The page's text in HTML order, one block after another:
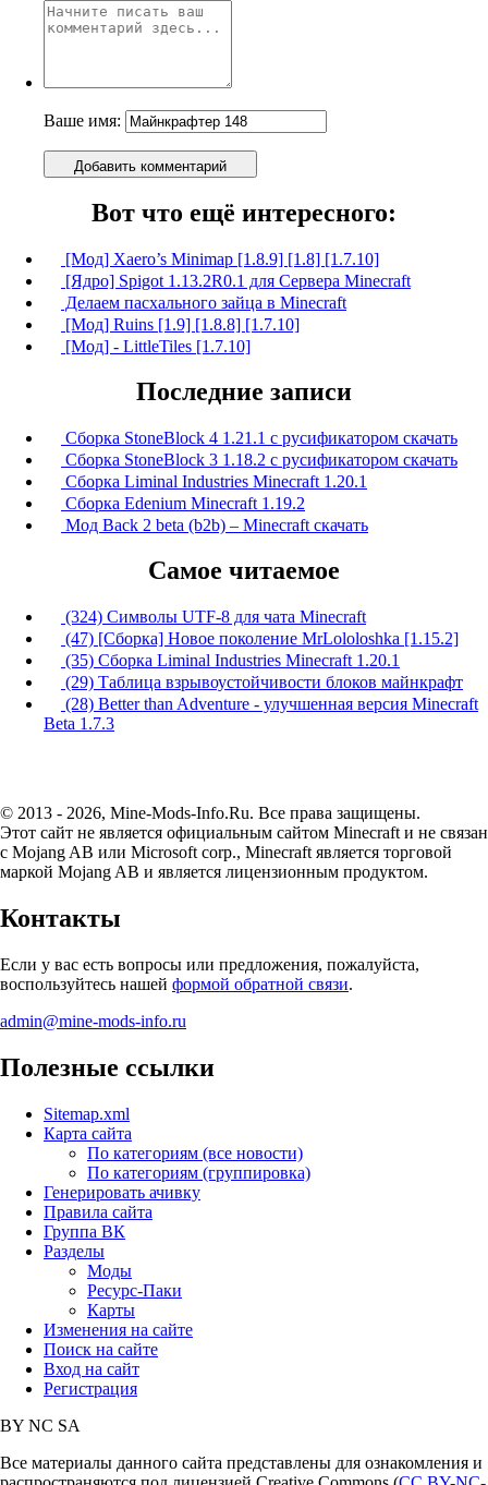
Ваше имя:
Добавить комментарий
Вот что ещё интересного:
[Мод] Xaero’s Minimap [1.8.9] [1.8] [1.7.10]
[Ядро] Spigot 1.13.2R0.1 для Сервера Minecraft
Делаем пасхального зайца в Minecraft
[Мод] Ruins [1.9] [1.8.8] [1.7.10]
[Мод] - LittleTiles [1.7.10]
Последние записи
Сборка StoneBlock 4 1.21.1 с русификатором скачать
Сборка StoneBlock 3 1.18.2 с русификатором скачать
Сборка Liminal Industries Minecraft 1.20.1
Сборка Edenium Minecraft 1.19.2
Мод Back 2 beta (b2b) – Minecraft скачать
Самое читаемое
(324) Символы UTF-8 для чата Minecraft
(47) [Сборка] Новое поколение MrLololoshka [1.15.2]
(35) Сборка Liminal Industries Minecraft 1.20.1
(29) Таблица взрывоустойчивости блоков майнкрафт
(28) Better than Adventure - улучшенная версия Minecraft
Beta 1.7.3
© 2013 - 2026, Mine-Mods-Info.Ru. Все права защищены.
Этот сайт не является официальным сайтом Minecraft и не связан
с Mojang AB или Microsoft corp., Minecraft является торговой
маркой Mojang AB и является лицензионным продуктом.
Контакты
Если у вас есть вопросы или предложения, пожалуйста,
воспользуйтесь нашей формой обратной связи.
admin@mine-mods-info.ru
Полезные ссылки
Sitemap.xml
Карта сайта
По категориям (все новости)
По категориям (группировка)
Генерировать ачивку
Правила сайта
Группа ВК
Разделы
Моды
Ресурс-Паки
Карты
Изменения на сайте
Поиск на сайте
Вход на сайт
Регистрация
BY NC SA
Все материалы данного сайта представлены для ознакомления и